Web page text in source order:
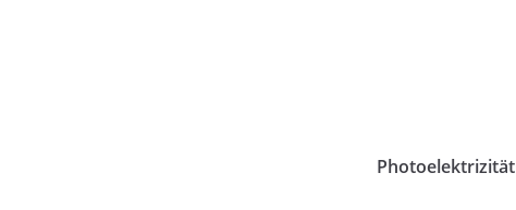
Photoelektrizität